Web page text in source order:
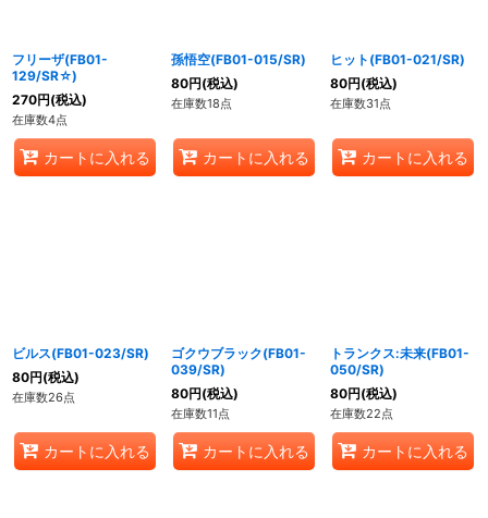
フリーザ(FB01-
129/SR☆)
270円(税込)
在庫数4点
カートに入れる
孫悟空(FB01-015/SR)
80円(税込)
在庫数18点
カートに入れる
ヒット(FB01-021/SR)
80円(税込)
在庫数31点
カートに入れる
ビルス(FB01-023/SR)
80円(税込)
在庫数26点
カートに入れる
ゴクウブラック(FB01-
039/SR)
80円(税込)
在庫数11点
カートに入れる
トランクス:未来(FB01-
050/SR)
80円(税込)
在庫数22点
カートに入れる